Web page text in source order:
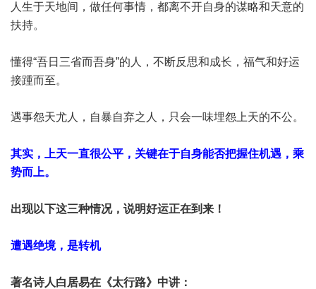
人生于天地间，做任何事情，都离不开自身的谋略和天意的
扶持。
懂得“吾日三省而吾身”的人，不断反思和成长，福气和好运
接踵而至。
遇事怨天尤人，自暴自弃之人，只会一味埋怨上天的不公。
其实，上天一直很公平，关键在于自身能否把握住机遇，乘
势而上。
出现以下这三种情况，说明好运正在到来！
遭遇绝境，是转机
著名诗人白居易在《太行路》中讲：